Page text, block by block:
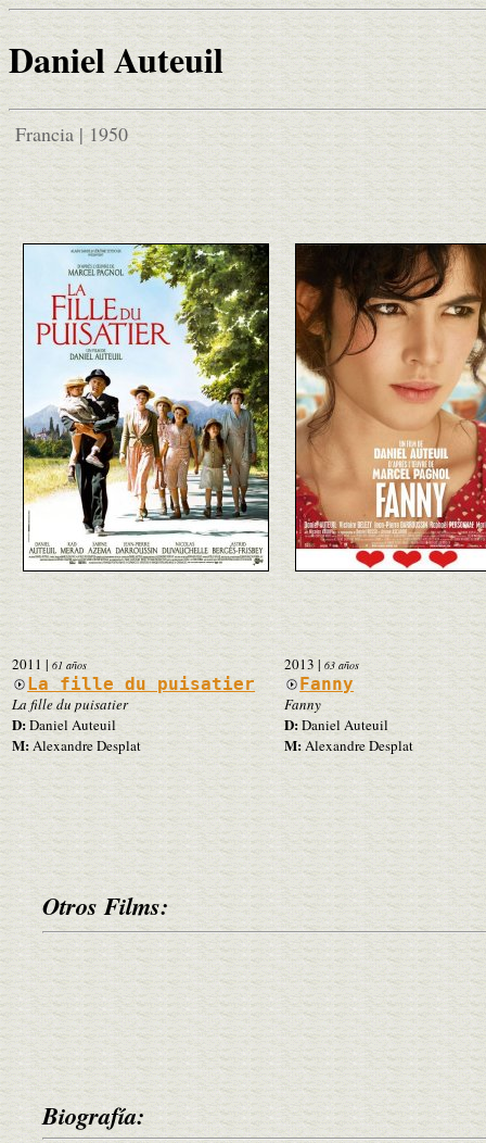
Daniel Auteuil
Francia | 1950
2011 | 61 años
La fille du puisatier
La fille du puisatier
D:Daniel Auteuil
M:Alexandre Desplat
2013 | 63 años
Fanny
Fanny
D:Daniel Auteuil
M:Alexandre Desplat
Otros Films:
Biografía: